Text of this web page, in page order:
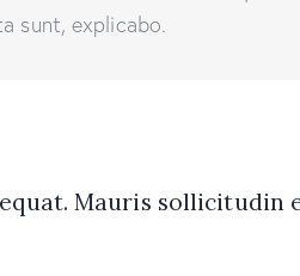
sunt, explicabo.
Mauris sollicitudin